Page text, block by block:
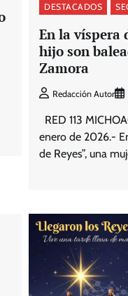
DESTACADOS
En la víspera
hijo son
Zamora
Redacción Autor
RED 113
enero de 2026.-
de Reyes”, una